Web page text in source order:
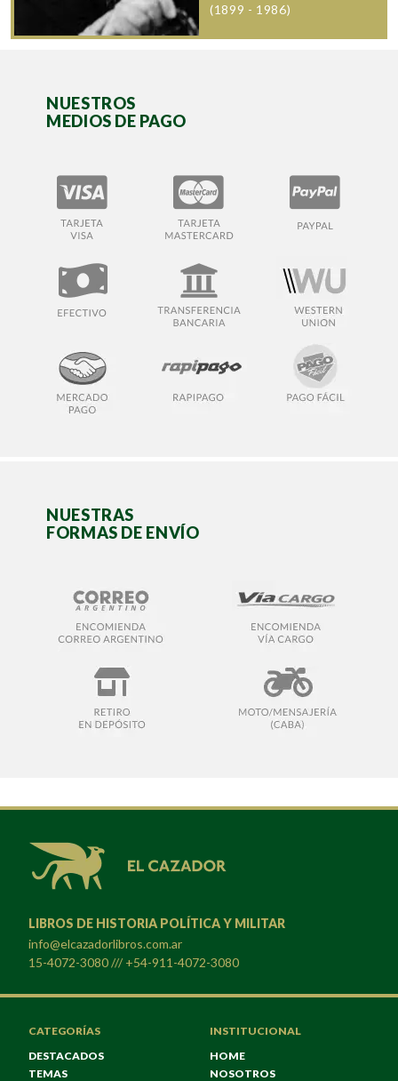
(1899 - 1986)
NUESTROS
MEDIOS DE PAGO
NUESTRAS
FORMAS DE ENVÍO
LIBROS DE HISTORIA POLÍTICA Y MILITAR
info@elcazadorlibros.com.ar
15-4072-3080 /// +54-911-4072-3080
CATEGORÍAS
DESTACADOS
TEMAS
INSTITUCIONAL
HOME
NOSOTROS